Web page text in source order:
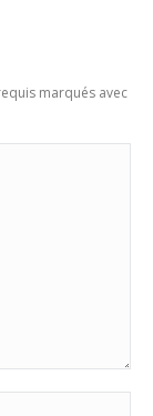
marqués avec